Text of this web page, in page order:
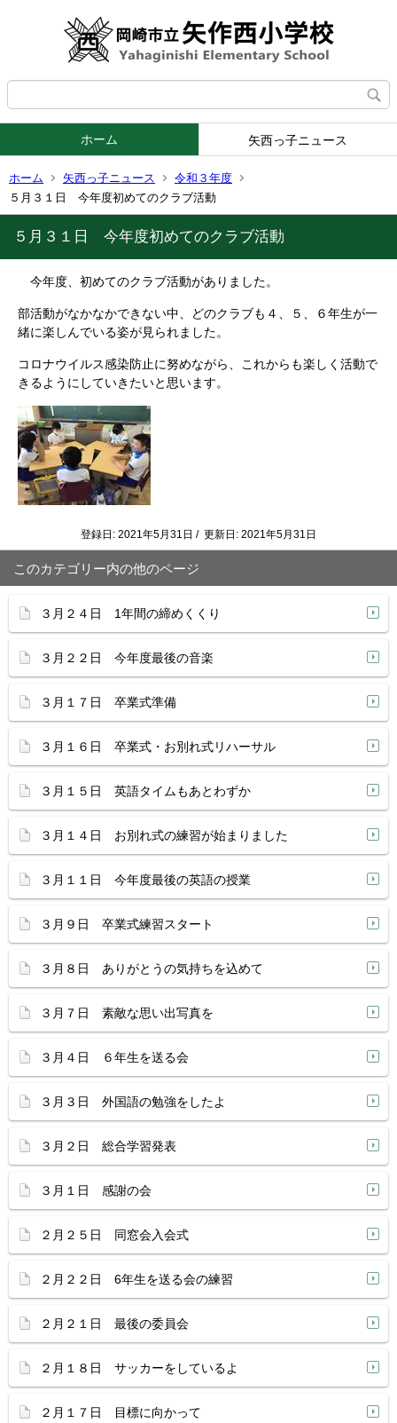
ホーム 矢西っ子ニュース
ホーム 矢西っ子ニュース
令和３年度
５月３１日 今年度初めてのクラブ活動
５月３１日 今年度初めてのクラブ活動
今年度、初めてのクラブ活動がありました。
部活動がなかなかできない中、どのクラブも４、５、６年生が一
緒に楽しんでいる姿が見られました。
コロナウイルス感染防止に努めながら、これからも楽しく活動で
きるようにしていきたいと思います。
登録日: 2021年5月31日 / 更新日: 2021年5月31日
このカテゴリー内の他のページ
３月２４日 1年間の締めくくり
３月２２日 今年度最後の音楽
３月１７日 卒業式準備
３月１６日 卒業式・お別れ式リハーサル
３月１５日 英語タイムもあとわずか
３月１４日 お別れ式の練習が始まりました
３月１１日 今年度最後の英語の授業
３月９日 卒業式練習スタート
３月８日 ありがとうの気持ちを込めて
３月７日 素敵な思い出写真を
３月４日 ６年生を送る会
３月３日 外国語の勉強をしたよ
３月２日 総合学習発表
３月１日 感謝の会
２月２５日 同窓会入会式
２月２２日 6年生を送る会の練習
２月２１日 最後の委員会
２月１８日 サッカーをしているよ
２月１７日 目標に向かって